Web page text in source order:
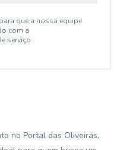
que a nossa equipe
com a
serviço
no Portal das Oliveiras,